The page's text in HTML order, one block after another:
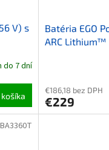
V) s
do 7 dní
Batéria EGO
ARC Lithium™
€186,18 bez DPH
€229